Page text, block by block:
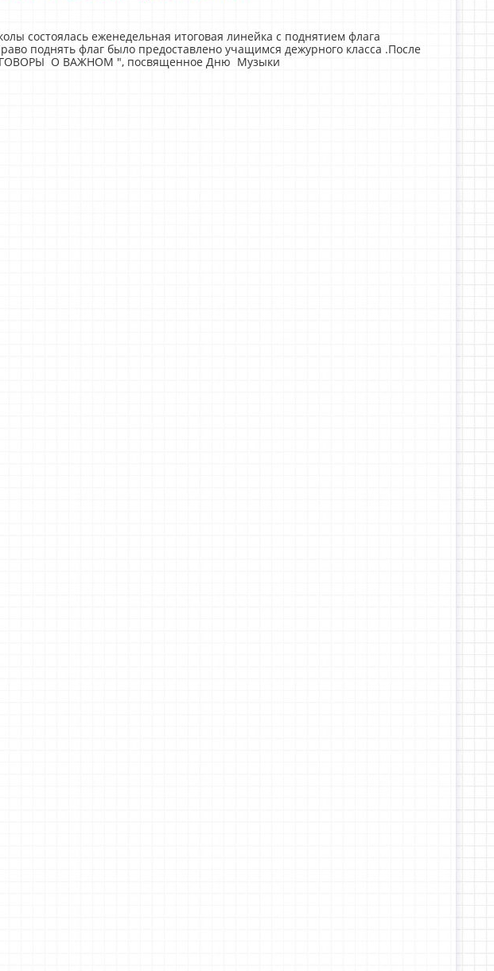
состоялась еженедельная итоговая линейка с поднятием флага
поднять флаг было предоставлено учащимся дежурного класса .После
О ВАЖНОМ ", посвященное Дню Музыки